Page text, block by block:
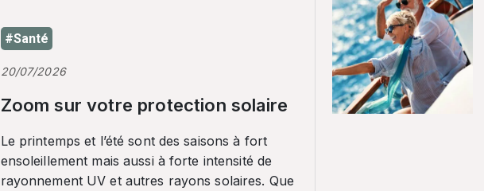
#Santé
20/07/2026
Zoom sur votre protection solaire
Le printemps et l’été sont des saisons à fort
ensoleillement mais aussi à forte intensité de
rayonnement UV et autres rayons solaires. Que